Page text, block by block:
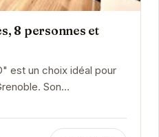
8 personnes et
est un choix idéal pour
Son
permet d'accéder